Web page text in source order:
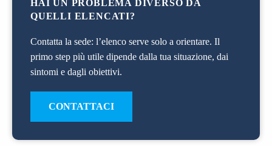
HAI UN PROBLEMA DIVERSO DA
QUELLI ELENCATI?
Contatta la sede: l’elenco serve solo a orientare. Il
primo step più utile dipende dalla tua situazione, dai
sintomi e dagli obiettivi.
CONTATTACI